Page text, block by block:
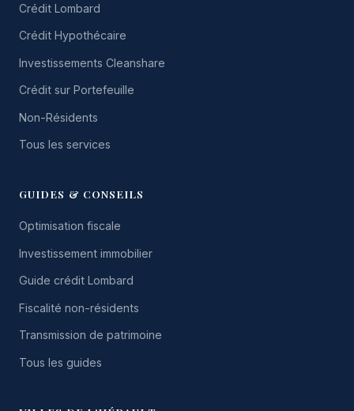
Crédit Lombard
Crédit Hypothécaire
Investissements Cleanshare
Crédit sur Portefeuille
Non-Résidents
Tous les services
GUIDES & CONSEILS
Optimisation fiscale
Investissement immobilier
Guide crédit Lombard
Fiscalité non-résidents
Transmission de patrimoine
Tous les guides